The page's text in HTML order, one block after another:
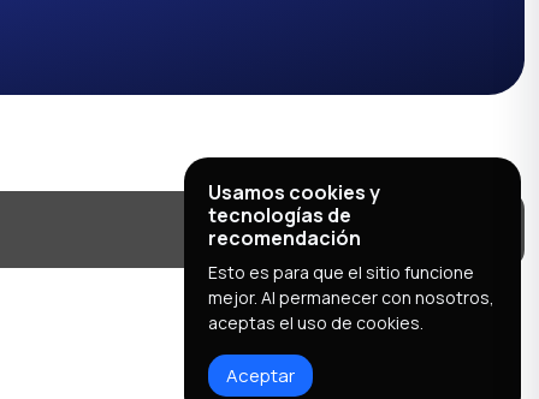
Usamos cookies y
tecnologías de
recomendación
Esto es para que el sitio funcione
mejor. Al permanecer con nosotros,
aceptas el uso de cookies.
Aceptar